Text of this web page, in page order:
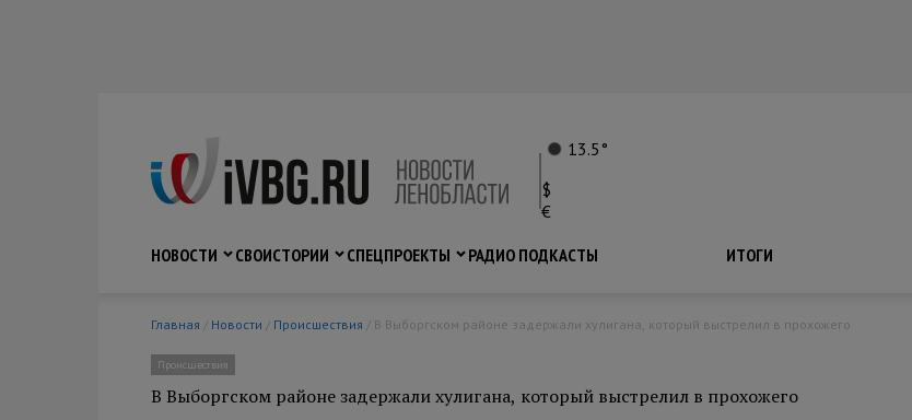
13.5°
$
€
НОВОСТИ
СВОИСТОРИИ СПЕЦПРОЕКТЫ РАДИО ПОДКАСТЫ ИТОГИ
Главная / Новости / Происшествия / В Выборгском районе задержали хулигана, который выстрелил в прохожего
Происшествия
В Выборгском районе задержали хулигана, который выстрелил в прохожего